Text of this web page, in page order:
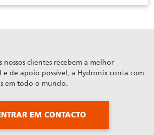
nossos clientes recebem a melhor
e de apoio possível, a Hydronix conta com
em todo o mundo.
EM CONTACTO